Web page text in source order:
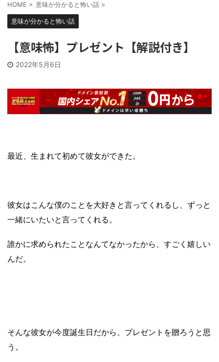
HOME > 意味が分かると怖い話 >
意味が分かると怖い話
【意味怖】プレゼント【解説付き】
2022年5月6日
最近、 生まれて初めて彼女ができた。
彼女はこんな僕のことを大好きと言ってくれるし、ずっと
一緒にいたいと言ってくれる。
誰かに求められたことなんてなかったから、すごく嬉しい
んだ。
そんな彼女が今度誕生日だから、 プレゼントを贈ろうと思
う。